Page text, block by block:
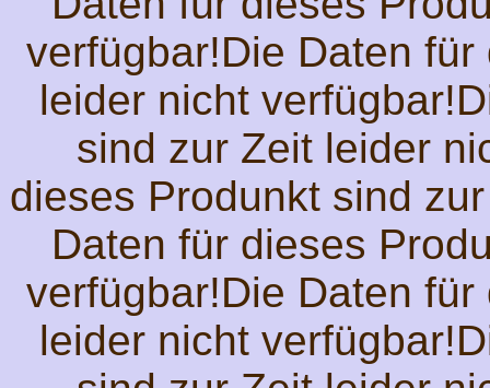
verfügbar!Die Daten
leider nicht
sind zur Zeit leider
dieses Produnkt sind
Daten für dieses
verfügbar!Die Daten
leider nicht